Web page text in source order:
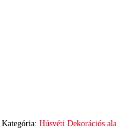
Kategória: Húsvéti Dekorációs